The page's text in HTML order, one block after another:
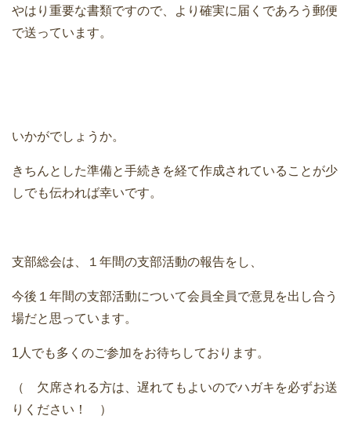
やはり重要な書類ですので、より確実に届くであろう郵便
で送っています。
いかがでしょうか。
きちんとした準備と手続きを経て作成されていることが少
しでも伝われば幸いです。
支部総会は、１年間の支部活動の報告をし、
今後１年間の支部活動について会員全員で意見を出し合う
場だと思っています。
1人でも多くのご参加をお待ちしております。
（ 欠席される方は、遅れてもよいのでハガキを必ずお送
りください！ ）